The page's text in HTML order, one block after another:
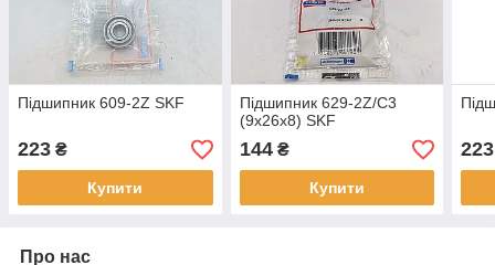
Підшипник 609-2Z SKF
223 ₴
Купити
Підшипник 629-2Z/C3
(9х26х8) SKF
144₴
Купити
223
Про нас